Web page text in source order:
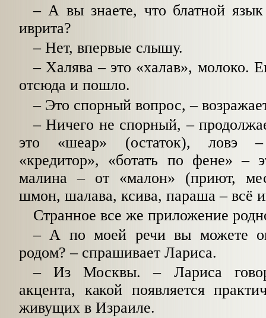
– А вы знаете, что блатной
иврита?
– Нет, впервые слышу.
– Халява – это «халав», молоко.
отсюда и пошло.
– Это спорный вопрос, –
– Ничего не спорный, –
это «шеар» (остаток), ловэ –
«кредитор», «ботать по фене» –
малина – от «малон» (приют,
шмон, шалава, ксива, параша – всё
Странное все же приложение
– А по моей речи вы можете
родом? – спрашивает Лариса.
– Из Москвы. – Лариса
акцента, какой появляется
живущих в Израиле.